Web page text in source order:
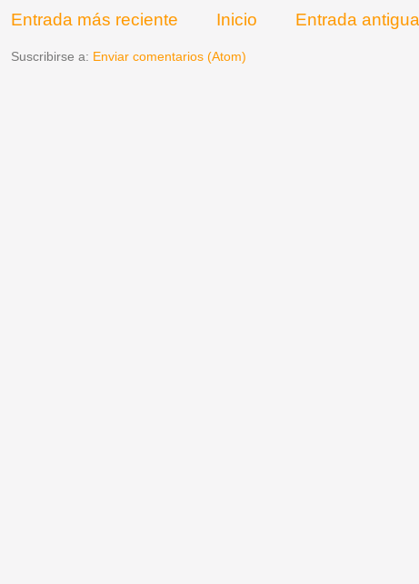
Entrada más reciente Entrada antigua
Inicio
Suscribirse a: Enviar comentarios (Atom)